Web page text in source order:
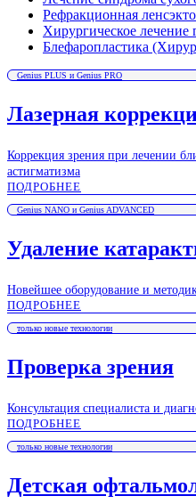
Рефракционная
Хирургическое лечение
Блефаропластика
Genius PLUS и Genius PRO
Лазерная
Коррекция зрения при лечении
астигматизма
ПОДРОБНЕЕ
Genius NANO и Genius ADVANCED
Удаление
Новейшее оборудование и
ПОДРОБНЕЕ
только новые технологии
Проверка зрения
Консультация специалиста и
ПОДРОБНЕЕ
только новые технологии
Детская